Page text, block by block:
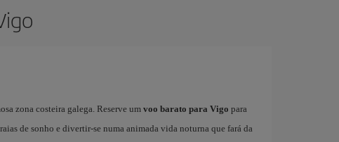
zona costeira galega. Reserve um voo barato para Vigo para
de sonho e divertir-se numa animada vida noturna que fará da